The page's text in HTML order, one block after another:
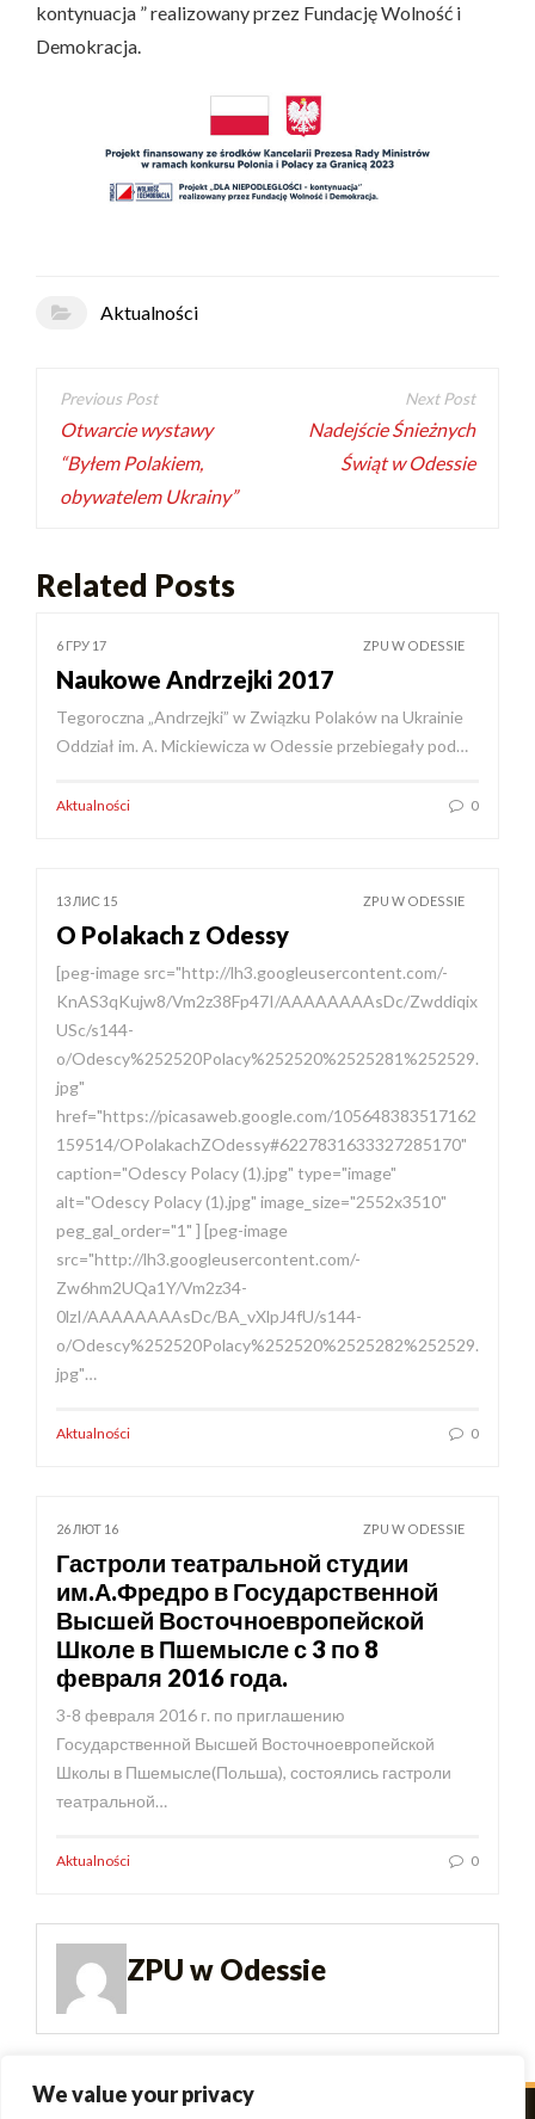
We value your privacy
kontynuacja ” realizowany przez Fundację Wolność i
Demokracja.
Aktualności
Otwarcie wystawy
“Byłem Polakiem,
obywatelem Ukrainy”
Nadejście Śnieżnych
Świąt w Odessie
Related Posts
6 ГРУ 17 ZPU W ODESSIE
Naukowe Andrzejki 2017
Tegoroczna „Andrzejki” w Związku Polaków na Ukrainie
Oddział im. A. Mickiewicza w Odessie przebiegały pod…
Aktualności 0
13 ЛИС 15 ZPU W ODESSIE
O Polakach z Odessy
[peg-image src="http://lh3.googleusercontent.com/-
KnAS3qKujw8/Vm2z38Fp47I/AAAAAAAAsDc/Zwddiqix
USc/s144-
o/Odescy%252520Polacy%252520%2525281%252529.
jpg"
href="https://picasaweb.google.com/105648383517162
159514/OPolakachZOdessy#6227831633327285170"
caption="Odescy Polacy (1).jpg" type="image"
alt="Odescy Polacy (1).jpg" image_size="2552x3510"
peg_gal_order="1" ] [peg-image
src="http://lh3.googleusercontent.com/-
Zw6hm2UQa1Y/Vm2z34-
0lzI/AAAAAAAAsDc/BA_vXlpJ4fU/s144-
o/Odescy%252520Polacy%252520%2525282%252529.
jpg"…
Aktualności 0
26 ЛЮТ 16 ZPU W ODESSIE
Гастроли театральной студии
им.А.Фредро в Государственной
Высшей Восточноевропейской
Школе в Пшемысле с 3 по 8
февраля 2016 года.
3-8 февраля 2016 г. по приглашению
Государственной Высшей Восточноевропейской
Школы в Пшемысле(Польша), состоялись гастроли
театральной…
Aktualności 0
ZPU w Odessie